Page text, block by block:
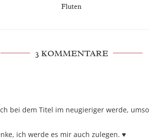
Fluten
3 KOMMENTARE
bei dem Titel im neugieriger werde,
ich werde es mir auch zulegen. ♥